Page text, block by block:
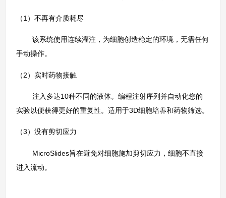
（1）不再有介质耗尽
该系统使用连续灌注，为细胞创造稳定的环境，无需任何
手动操作。
（2）实时药物接触
注入多达10种不同的液体。编程注射序列并自动化您的
实验以便获得更好的重复性。适用于3D细胞培养和药物筛选。
（3）没有剪切应力
MicroSlides旨在避免对细胞施加剪切应力，细胞不直接
进入流动。